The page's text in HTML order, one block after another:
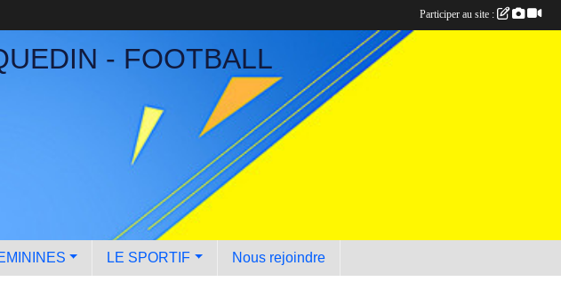
- FOOTBALL
LE SPORTIF Nous rejoindre
Participer au site :